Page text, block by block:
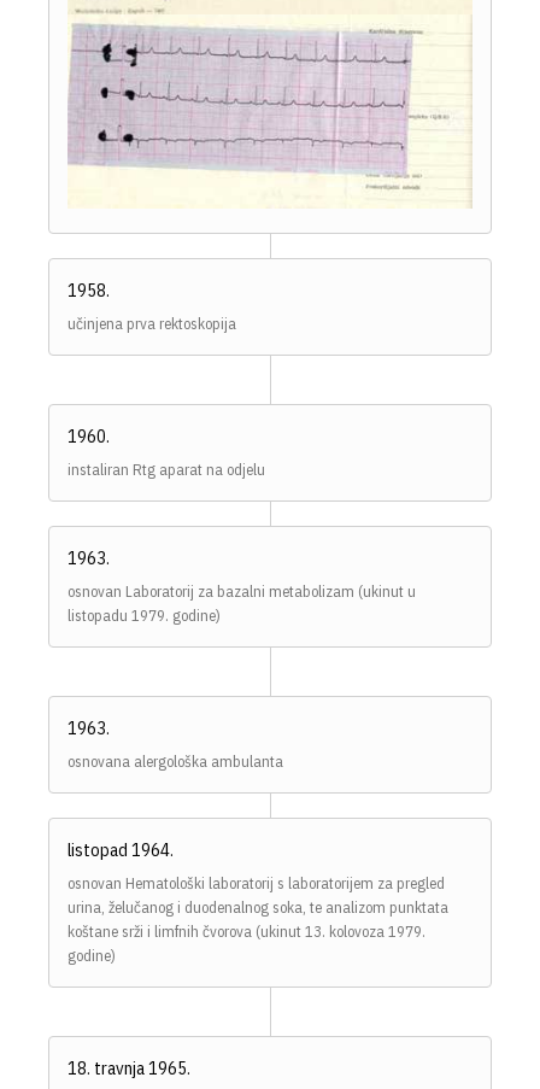
1958.
učinjena prva rektoskopija
1960.
instaliran Rtg aparat na odjelu
1963.
osnovan Laboratorij za bazalni metabolizam (ukinut u
listopadu 1979. godine)
1963.
osnovana alergološka ambulanta
listopad 1964.
osnovan Hematološki laboratorij s laboratorijem za pregled
urina, želučanog i duodenalnog soka, te analizom punktata
koštane srži i limfnih čvorova (ukinut 13. kolovoza 1979.
godine)
18. travnja 1965.